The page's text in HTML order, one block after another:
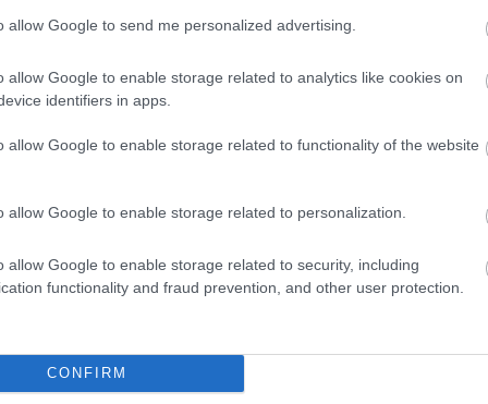
allow Google to send me personalized advertising.
allow Google to enable storage related to analytics like cookies on
identifiers in apps.
allow Google to enable storage related to functionality of the website
allow Google to enable storage related to personalization.
allow Google to enable storage related to security, including
functionality and fraud prevention, and other user protection.
CONFIRM
elemzését. A hangsúly amiért ek megválaszolásán
szakértői zsűri szerint a BGE KVIK előadása
csapata nyerte, második helyen a Babeş-Bolyai
kaliforniai Cal Poly Pomona lett, és
szakos hallgatói lettek, megelőzve az
Kong University, valamint a University of Florida